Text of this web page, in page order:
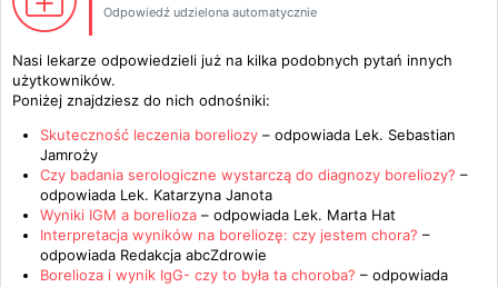
Odpowiedź udzielona automatycznie
Nasi lekarze odpowiedzieli już na kilka podobnych pytań innych
użytkowników.
Poniżej znajdziesz do nich odnośniki:
Skuteczność leczenia boreliozy – odpowiada Lek. Sebastian
Jamroży
Czy badania serologiczne wystarczą do diagnozy boreliozy? –
odpowiada Lek. Katarzyna Janota
Wyniki IGM a borelioza – odpowiada Lek. Marta Hat
Interpretacja wyników na boreliozę: czy jestem chora? –
odpowiada Redakcja abcZdrowie
Borelioza i wynik IgG- czy to była ta choroba? – odpowiada